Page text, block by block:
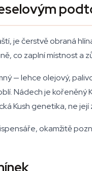
je čerstvě obraná
co zaplní místnost a
— lehce olejový,
Nádech je
Kush genetika, ne
okamžitě